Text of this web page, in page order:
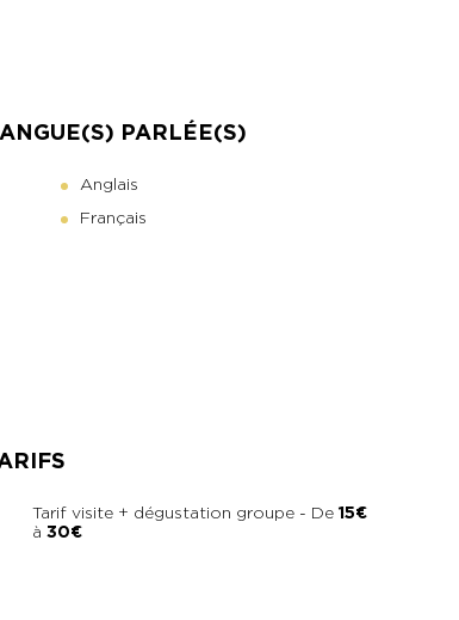
PARLÉE(S)
Anglais
Français
Tarif visite + dégustation groupe - De 15€
à 30€